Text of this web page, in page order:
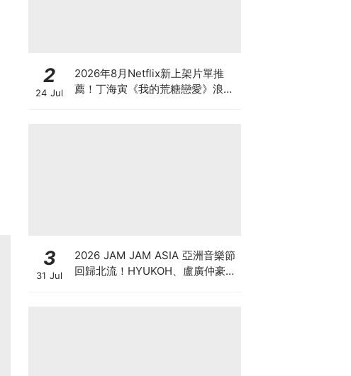
2
24 Jul
2026年8月Netflix新上架片單推
薦！丁海寅《我的荒糖戀愛》浪漫
3
31 Jul
2026 JAM JAM ASIA 亞洲音樂節
回歸北流！HYUKOH、盧廣仲豪華